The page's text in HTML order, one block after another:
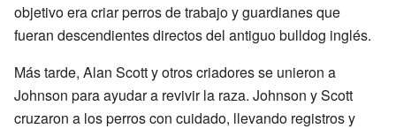
objetivo era criar perros de trabajo y guardianes que
fueran descendientes directos del antiguo bulldog inglés.
Más tarde, Alan Scott y otros criadores se unieron a
Johnson para ayudar a revivir la raza. Johnson y Scott
cruzaron a los perros con cuidado, llevando registros y